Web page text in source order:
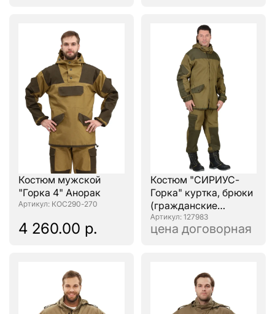
Костюм мужской
"Горка 4" Анорак
: КОС290-270
4 260.00 р.
Костюм "СИРИУС-
Горка" куртка, брюки
(гражданские
размеры) (п-но
палаточн.) хаки
: 127983
цена договорная